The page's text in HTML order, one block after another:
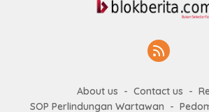
About us Contact us
SOP Perlindungan Wartawan